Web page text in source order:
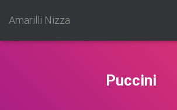
Amarilli Nizza
Puccini